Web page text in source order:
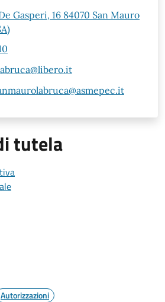
Gasperi, 16 84070 San Mauro
tutela
Autorizzazioni